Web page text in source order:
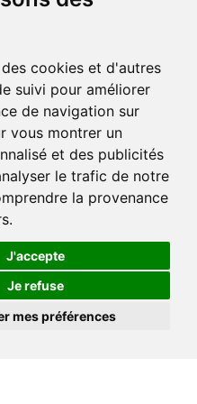
cookies et d'autres
suivi pour améliorer
de navigation sur
vous montrer un
et des publicités
le trafic de notre
la provenance
J'accepte
Je refuse
mes préférences
Paiement sécurisé
Suivez-nous sur
peau, maquillage, toutes vos